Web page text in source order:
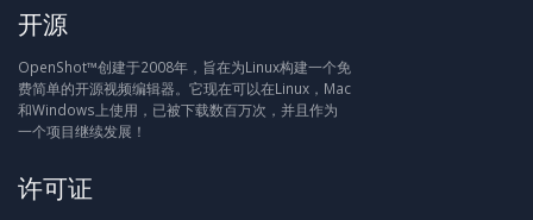
开源
OpenShot™创建于2008年，旨在为Linux构建一个免
费简单的开源视频编辑器。它现在可以在Linux，Mac
和Windows上使用，已被下载数百万次，并且作为
一个项目继续发展！
许可证